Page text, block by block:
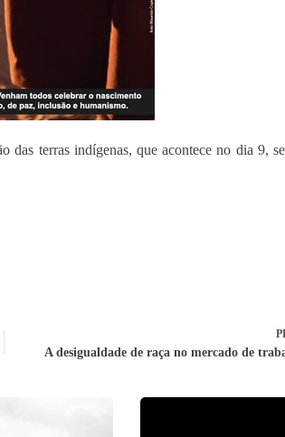
terras indígenas, que acontece no dia 9,
A desigualdade de raça no mercado de